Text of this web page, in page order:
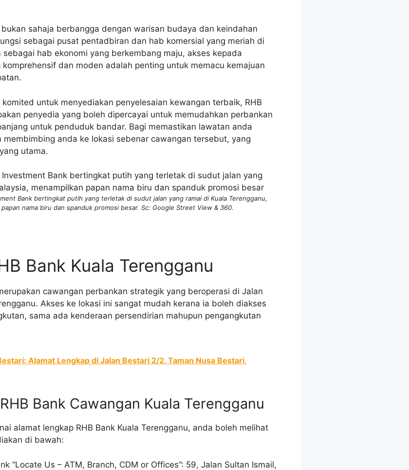
sahaja berbangga dengan warisan budaya dan keindahan
sebagai pusat pentadbiran dan hab komersial yang meriah di
hab ekonomi yang berkembang maju, akses kepada
dan moden adalah penting untuk memacu kemajuan
untuk menyediakan penyelesaian kewangan terbaik, RHB
penyedia yang boleh dipercayai untuk memudahkan perbankan
untuk penduduk bandar. Bagi memastikan lawatan anda
membimbing anda ke lokasi sebenar cawangan tersebut, yang
utama.
Bank bertingkat putih yang terletak di sudut jalan yang ramai di Kuala Terengganu,
nama biru dan spanduk promosi besar. Sc: Google Street View & 360.
Bank Kuala Terengganu
cawangan perbankan strategik yang beroperasi di Jalan
Akses ke lokasi ini sangat mudah kerana ia boleh diakses
sama ada kenderaan persendirian mahupun pengangkutan
Alamat Lengkap di Jalan Bestari 2/2, Taman Nusa Bestari,
Bank Cawangan Kuala Terengganu
alamat lengkap RHB Bank Kuala Terengganu, anda boleh melihat
di bawah:
“Locate Us – ATM, Branch, CDM or Offices”: 59, Jalan Sultan Ismail,